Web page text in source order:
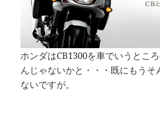
ホンダはCB1300を車でいうとこ
んじゃないかと・・・既にもうそ
ないですが。